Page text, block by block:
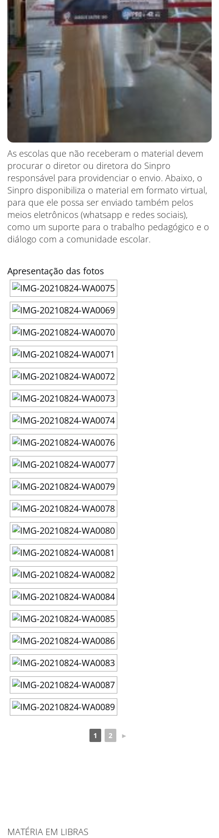
As escolas que não receberam o material devem
procurar o diretor ou diretora do Sinpro
responsável para providenciar o envio. Abaixo, o
Sinpro disponibiliza o material em formato virtual,
para que ele possa ser enviado também pelos
meios eletrônicos (whatsapp e redes sociais),
como um suporte para o trabalho pedagógico e o
diálogo com a comunidade escolar.
Apresentação das fotos
1 2 ►
MATÉRIA EM LIBRAS